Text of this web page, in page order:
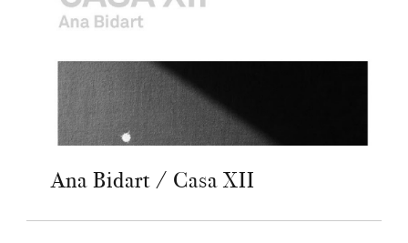
Ana Bidart / Casa XII